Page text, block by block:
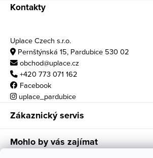
Kontakty
Uplace Czech s.r.o.
Pernštýnská 15, Pardubice 530 02
obchod@uplace.cz
+420 773 071 162
Facebook
uplace_pardubice
Zákaznický servis
Mohlo by vás zajímat